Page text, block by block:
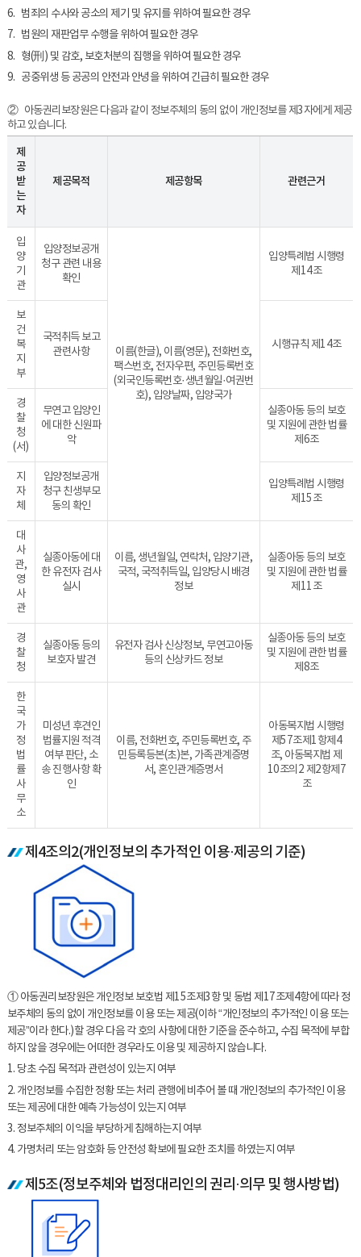
6. 범죄의 수사와 공소의 제기 및 유지를 위하여 필요한 경우
7. 법원의 재판업무 수행을 위하여 필요한 경우
8. 형(刑) 및 감호, 보호처분의 집행을 위하여 필요한 경우
9. 공중위생 등 공공의 안전과 안녕을 위하여 긴급히 필요한 경우
② 아동권리보장원은 다음과 같이 정보주체의 동의 없이 개인정보를 제3자에게 제공
하고 있습니다.
제
공
받
는
자
제공목적 제공항목 관련근거
입
양
기
관
입양정보공개
청구 관련 내용
확인
이름(한글), 이름(영문), 전화번호,
팩스번호, 전자우편, 주민등록번호
(외국인등록번호·생년월일·여권번
호), 입양날짜, 입양국가
입양특례법 시행령
제14조
보
건
복
지
부
국적취득 보고
관련사항
시행규칙 제14조
경
찰
청
(서)
무연고 입양인
에 대한 신원파
악
실종아동 등의 보호
및 지원에 관한 법률
제6조
지
자
체
입양정보공개
청구 친생부모
동의 확인
입양특례법 시행령
제15조
대
사
관,
영
사
관
실종아동에 대
한 유전자 검사
실시
이름, 생년월일, 연락처, 입양기관,
국적, 국적취득일, 입양당시 배경
정보
실종아동 등의 보호
및 지원에 관한 법률
제11조
경
찰
청
실종아동 등의
보호자 발견
유전자 검사 신상정보, 무연고아동
등의 신상카드 정보
실종아동 등의 보호
및 지원에 관한 법률
제8조
한
국
가
정
법
률
사
무
소
미성년 후견인
법률지원 적격
여부 판단, 소
송 진행사항 확
인
이름, 전화번호, 주민등록번호, 주
민등록등본(초)본, 가족관계증명
서, 혼인관계증명서
아동복지법 시행령
제57조제1항제4
조, 아동복지법 제
10조의2 제2항제7
조
제4조의2(개인정보의 추가적인 이용·제공의 기준)
① 아동권리보장원은 개인정보 보호법 제15조제3항 및 동법 제17조제4항에 따라 정
보주체의 동의 없이 개인정보를 이용 또는 제공(이하 “개인정보의 추가적인 이용 또는
제공”이라 한다.)할 경우 다음 각 호의 사항에 대한 기준을 준수하고, 수집 목적에 부합
하지 않을 경우에는 어떠한 경우라도 이용 및 제공하지 않습니다.
1. 당초 수집 목적과 관련성이 있는지 여부
2. 개인정보를 수집한 정황 또는 처리 관행에 비추어 볼 때 개인정보의 추가적인 이용
또는 제공에 대한 예측 가능성이 있는지 여부
3. 정보주체의 이익을 부당하게 침해하는지 여부
4. 가명처리 또는 암호화 등 안전성 확보에 필요한 조치를 하였는지 여부
제5조(정보주체와 법정대리인의 권리·의무 및 행사방법)